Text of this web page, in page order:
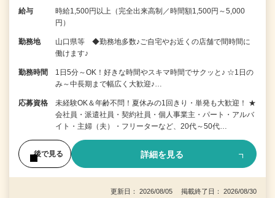
給与
時給1,500円以上（完全出来高制／時間額1,500円～5,000
円）
勤務地
山口県等 ◆勤務地多数♪ご自宅やお近くの店舗で間時間に
働けます♪
勤務時間
1日5分～OK！好きな時間やスキマ時間でサクッと♪ ☆1日の
み～中長期まで幅広く大歓迎♪…
応募資格
未経験OK＆年齢不問！夏休みの1回きり・単発も大歓迎！ ★
会社員・派遣社員・契約社員・個人事業主・パート・アルバ
イト・主婦（夫）・フリーターなど、20代～50代…
後で見る 詳細を見る
更新日： 2026/08/05 掲載終了日： 2026/08/30